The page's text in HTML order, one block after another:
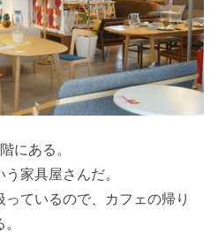
にある。
家具屋さんだ。
ているので、カフェの帰り